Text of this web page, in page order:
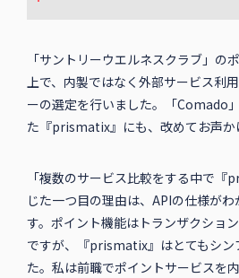
「サントリーウエルネスクラブ」の
上で、内製ではなく外部サービス利
ーの選定を行いました。「Comado
た『prismatix』にも、改めてお声か
「複数のサービス比較をする中で
じた一つ目の理由は、APIの仕様が
す。ポイント機能はトランザクショ
ですが、『prismatix』はとてもシン
た。私は前職でポイントサービスを